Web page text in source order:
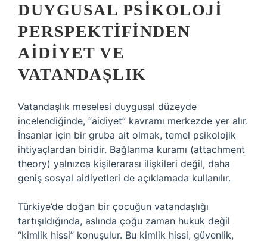
DUYGUSAL PSIKOLOJI
PERSPEKTIFINDEN
AIDIYET VE
VATANDAŞLIK
Vatandaşlık meselesi duygusal düzeyde
incelendiğinde, “aidiyet” kavramı merkezde yer alır.
İnsanlar için bir gruba ait olmak, temel psikolojik
ihtiyaçlardan biridir. Bağlanma kuramı (attachment
theory) yalnızca kişilerarası ilişkileri değil, daha
geniş sosyal aidiyetleri de açıklamada kullanılır.
Türkiye’de doğan bir çocuğun vatandaşlığı
tartışıldığında, aslında çoğu zaman hukuk değil
“kimlik hissi” konuşulur. Bu kimlik hissi, güvenlik,